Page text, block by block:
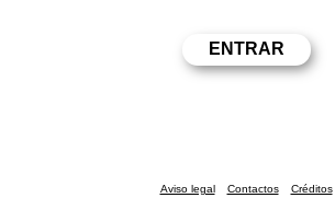
Aviso legal Contactos Créditos